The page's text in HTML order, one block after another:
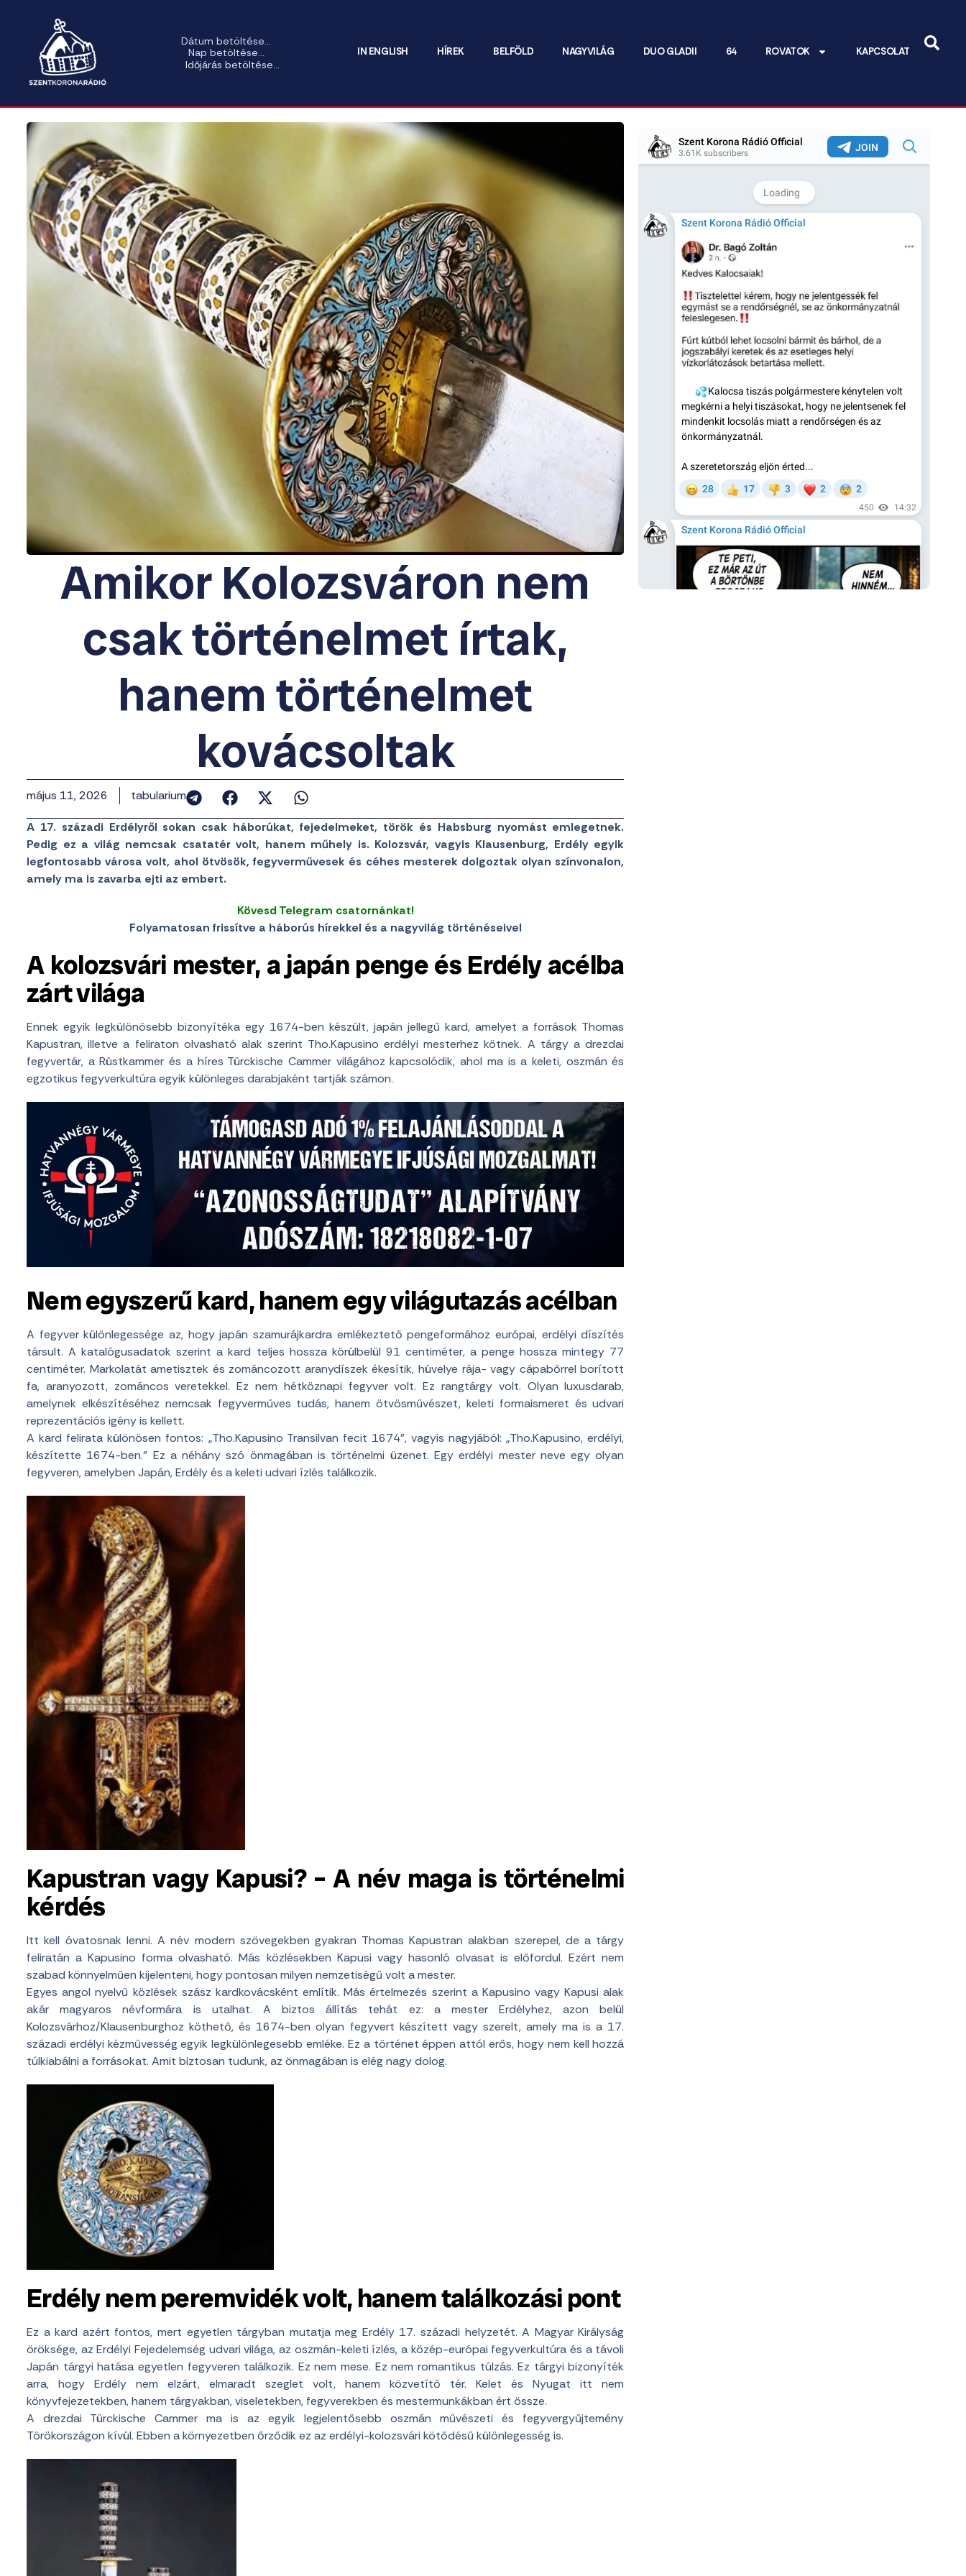
Dátum betöltése...
Nap betöltése...
Időjárás betöltése...
IN ENGLISH HÍREK BELFÖLD NAGYVILÁG DUO GLADII 64 ROVATOK KAPCSOLAT
Amikor Kolozsváron nem
csak történelmet írtak,
hanem történelmet
kovácsoltak
május 11, 2026 tabularium
A 17. századi Erdélyről sokan csak háborúkat, fejedelmeket, török és Habsburg nyomást emlegetnek.
Pedig ez a világ nemcsak csatatér volt, hanem műhely is. Kolozsvár, vagyis Klausenburg, Erdély egyik
legfontosabb városa volt, ahol ötvösök, fegyverművesek és céhes mesterek dolgoztak olyan színvonalon,
amely ma is zavarba ejti az embert.
Kövesd Telegram csatornánkat!
Folyamatosan frissítve a háborús hírekkel és a nagyvilág történéseivel
A kolozsvári mester, a japán penge és Erdély acélba
zárt világa
Ennek egyik legkülönösebb bizonyítéka egy 1674-ben készült, japán jellegű kard, amelyet a források Thomas
Kapustran, illetve a feliraton olvasható alak szerint Tho.Kapusino erdélyi mesterhez kötnek. A tárgy a drezdai
fegyvertár, a Rüstkammer és a híres Türckische Cammer világához kapcsolódik, ahol ma is a keleti, oszmán és
egzotikus fegyverkultúra egyik különleges darabjaként tartják számon.
Nem egyszerű kard, hanem egy világutazás acélban
A fegyver különlegessége az, hogy japán szamurájkardra emlékeztető pengeformához európai, erdélyi díszítés
társult. A katalógusadatok szerint a kard teljes hossza körülbelül 91 centiméter, a penge hossza mintegy 77
centiméter. Markolatát ametisztek és zománcozott aranydíszek ékesítik, hüvelye rája- vagy cápabőrrel borított
fa, aranyozott, zománcos veretekkel. Ez nem hétköznapi fegyver volt. Ez rangtárgy volt. Olyan luxusdarab,
amelynek elkészítéséhez nemcsak fegyverműves tudás, hanem ötvösművészet, keleti formaismeret és udvari
reprezentációs igény is kellett.
A kard felirata különösen fontos: „Tho.Kapusino Transilvan fecit 1674”, vagyis nagyjából: „Tho.Kapusino, erdélyi,
készítette 1674-ben.” Ez a néhány szó önmagában is történelmi üzenet. Egy erdélyi mester neve egy olyan
fegyveren, amelyben Japán, Erdély és a keleti udvari ízlés találkozik.
Kapustran vagy Kapusi? – A név maga is történelmi
kérdés
Itt kell óvatosnak lenni. A név modern szövegekben gyakran Thomas Kapustran alakban szerepel, de a tárgy
feliratán a Kapusino forma olvasható. Más közlésekben Kapusi vagy hasonló olvasat is előfordul. Ezért nem
szabad könnyelműen kijelenteni, hogy pontosan milyen nemzetiségű volt a mester.
Egyes angol nyelvű közlések szász kardkovácsként említik. Más értelmezés szerint a Kapusino vagy Kapusi alak
akár magyaros névformára is utalhat. A biztos állítás tehát ez: a mester Erdélyhez, azon belül
Kolozsvárhoz/Klausenburghoz köthető, és 1674-ben olyan fegyvert készített vagy szerelt, amely ma is a 17.
századi erdélyi kézművesség egyik legkülönlegesebb emléke. Ez a történet éppen attól erős, hogy nem kell hozzá
túlkiabálni a forrásokat. Amit biztosan tudunk, az önmagában is elég nagy dolog.
Erdély nem peremvidék volt, hanem találkozási pont
Ez a kard azért fontos, mert egyetlen tárgyban mutatja meg Erdély 17. századi helyzetét. A Magyar Királyság
öröksége, az Erdélyi Fejedelemség udvari világa, az oszmán-keleti ízlés, a közép-európai fegyverkultúra és a távoli
Japán tárgyi hatása egyetlen fegyveren találkozik. Ez nem mese. Ez nem romantikus túlzás. Ez tárgyi bizonyíték
arra, hogy Erdély nem elzárt, elmaradt szeglet volt, hanem közvetítő tér. Kelet és Nyugat itt nem
könyvfejezetekben, hanem tárgyakban, viseletekben, fegyverekben és mestermunkákban ért össze.
A drezdai Türckische Cammer ma is az egyik legjelentősebb oszmán művészeti és fegyvergyűjtemény
Törökországon kívül. Ebben a környezetben őrződik ez az erdélyi-kolozsvári kötődésű különlegesség is.